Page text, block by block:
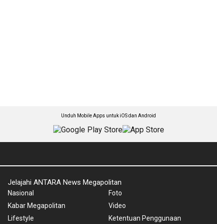
Unduh Mobile Apps untuk iOS dan Android
Jelajahi ANTARA News Megapolitan
Nasional
Kabar Megapolitan
Lifestyle
Foto
Video
Ketentuan Penggunaan